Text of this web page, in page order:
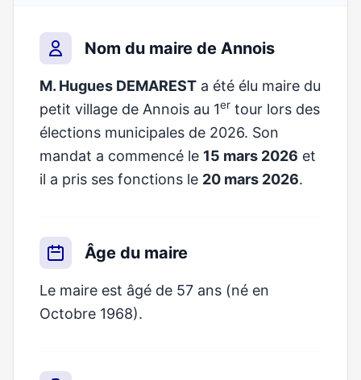
Nom du maire de Annois
M. Hugues DEMAREST a été élu maire du
petit village de Annois au 1er tour lors des
élections municipales de 2026. Son
mandat a commencé le 15 mars 2026 et
il a pris ses fonctions le 20 mars 2026.
Âge du maire
Le maire est âgé de 57 ans (né en
Octobre 1968).